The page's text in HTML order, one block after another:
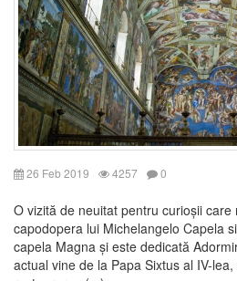
26 Feb 2019 4257 0
O vizită de neuitat pentru curioșii
capodopera lui Michelangelo Capela
capela Magna și este dedicată
actual vine de la Papa Sixtus al IV-